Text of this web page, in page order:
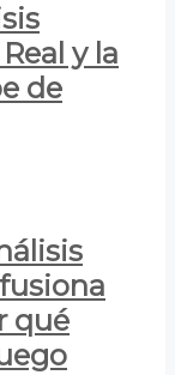
y la
de
qué